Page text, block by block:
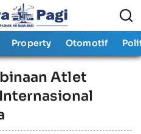
Property Otomotif
Atlet